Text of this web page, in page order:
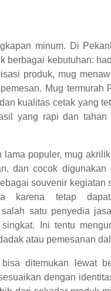
minum. Di
berbagai kebutuhan:
produk, mug
Mug termurah
kualitas cetak yang
yang rapi dan
populer, mug
dan cocok
souvenir
karena tetap
satu penyedia
Ini tentu
atau pemesanan
ditemukan lewat
dengan